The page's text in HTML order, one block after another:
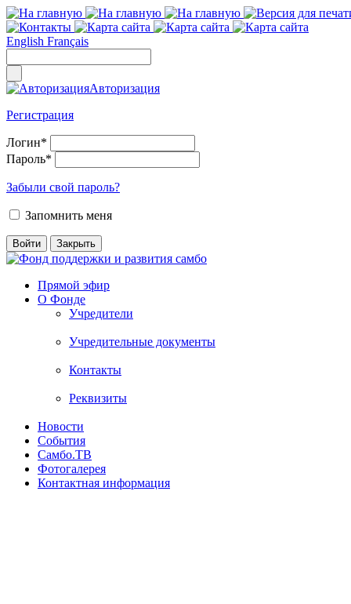
English Français
Авторизация
Регистрация
Логин*
Пароль*
Забыли свой пароль?
Запомнить меня
Прямой эфир
О Фонде
Учредители
Учредительные документы
Контакты
Реквизиты
Новости
События
Самбо.ТВ
Фотогалерея
Контактная информация